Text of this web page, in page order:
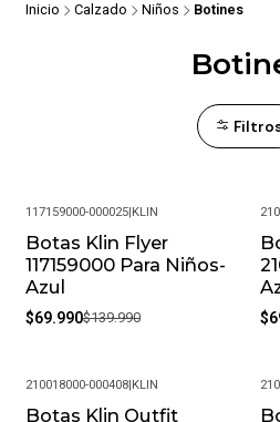
Inicio Calzado Niños Botines
-50%
117159000-000025| KLIN
Botas Klin Flyer
117159000 Para Niños-
Azul
$69.990$139.990
-58%
210018000-000408| KLIN
Botas Klin Outfit